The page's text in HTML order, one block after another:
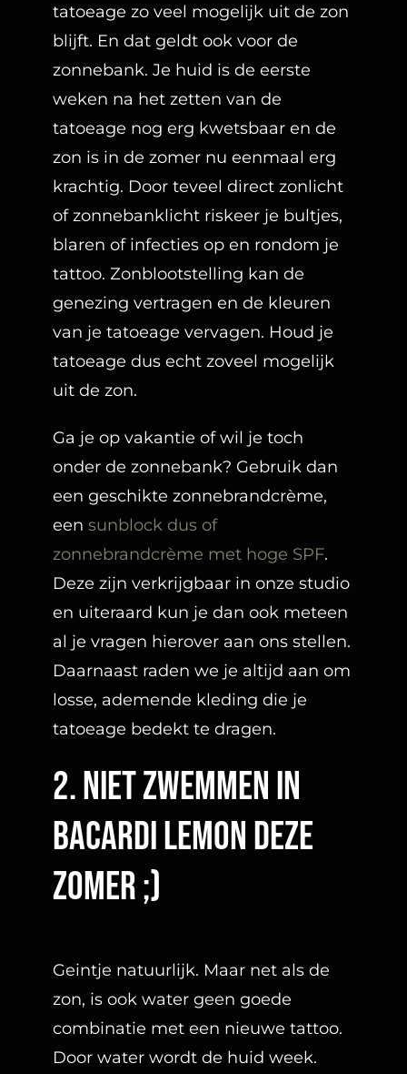
tatoeage zo veel mogelijk uit de zon
blijft. En dat geldt ook voor de
zonnebank. Je huid is de eerste
weken na het zetten van de
tatoeage nog erg kwetsbaar en de
zon is in de zomer nu eenmaal erg
krachtig. Door teveel direct zonlicht
of zonnebanklicht riskeer je bultjes,
blaren of infecties op en rondom je
tattoo. Zonblootstelling kan de
genezing vertragen en de kleuren
van je tatoeage vervagen. Houd je
tatoeage dus echt zoveel mogelijk
uit de zon.
Ga je op vakantie of wil je toch
onder de zonnebank? Gebruik dan
een geschikte zonnebrandcrème,
eensunblock dus of
zonnebrandcrème met hoge SPF.
Deze zijn verkrijgbaar in onze studio
en uiteraard kun je dan ook meteen
al je vragen hierover aan ons stellen.
Daarnaast raden we je altijd aan om
losse, ademende kleding die je
tatoeage bedekt te dragen.
2. niet zwemmen in
bacardi lemon deze
zomer ;)
Geintje natuurlijk. Maar net als de
zon, is ook water geen goede
combinatie met een nieuwe tattoo.
Door water wordt de huid week.